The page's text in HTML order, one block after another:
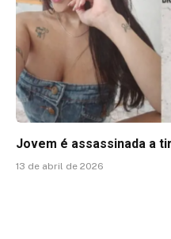
Jovem é assassinada a
13 de abril de 2026